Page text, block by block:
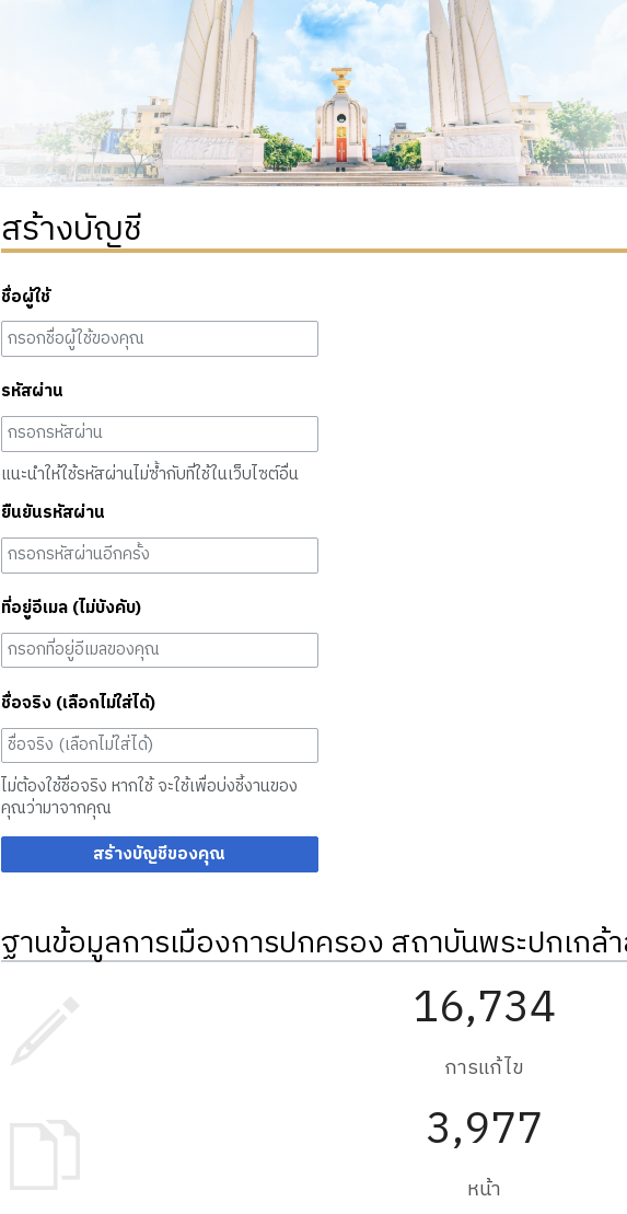
สร้างบัญชี
ชื่อผู้ใช้
รหัสผ่าน
แนะนำให้ใช้รหัสผ่านไม่ซ้ำกับที่ใช้ในเว็บไซต์อื่น
ยืนยันรหัสผ่าน
ที่อยู่อีเมล (ไม่บังคับ)
ชื่อจริง (เลือกไม่ใส่ได้)
ไม่ต้องใช้ชื่อจริง หากใช้ จะใช้เพื่อบ่งชี้งานของ
คุณว่ามาจากคุณ
สร้างบัญชีของคุณ
ฐานข้อมูลการเมืองการปกครอง สถาบันพระปกเก
16,734
การแก้ไข
3,977
หน้า